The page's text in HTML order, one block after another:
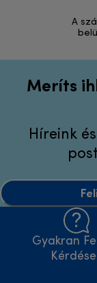
A
Meríts
Híreink
Gyakran